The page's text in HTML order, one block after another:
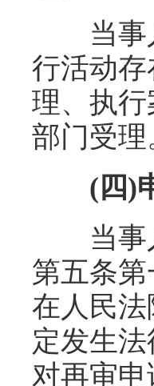
当事人
行活动
理、执
部门受理
(四)
当事人
第五条
在人民
定发生
对再审